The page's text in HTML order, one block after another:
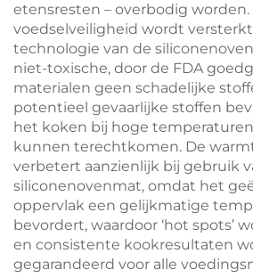
etensresten – overbodig worden.
voedselveiligheid wordt
technologie van de
niet-toxische, door de FDA
materialen geen schadelijke
potentieel gevaarlijke stoffen
het koken bij hoge
kunnen terechtkomen. De
verbetert aanzienlijk bij gebruik
siliconenovenmat, omdat het
oppervlak een gelijkmatige
bevordert, waardoor ‘hot spots’
en consistente kookresultaten
gegarandeerd voor alle